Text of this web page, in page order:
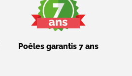
Poêles garantis 7 ans